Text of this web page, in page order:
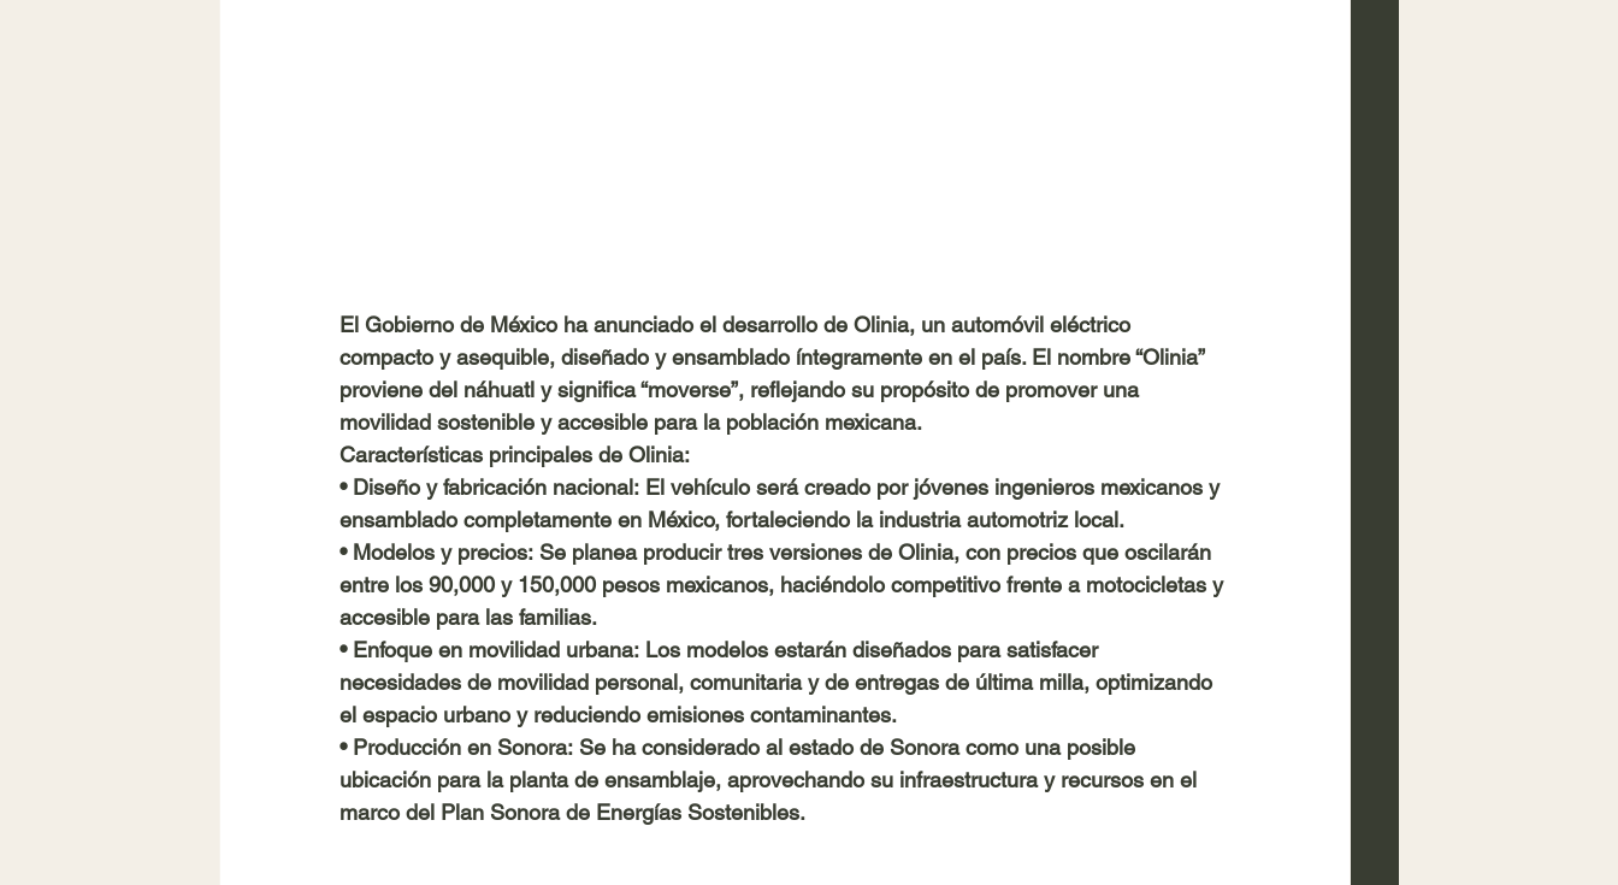
El Gobierno de México ha anunciado el desarrollo de Olinia, un automóvil eléctrico
compacto y asequible, diseñado y ensamblado íntegramente en el país. El nombre “Olinia”
proviene del náhuatl y significa “moverse”, reflejando su propósito de promover una
movilidad sostenible y accesible para la población mexicana.
Características principales de Olinia:
• Diseño y fabricación nacional: El vehículo será creado por jóvenes ingenieros mexicanos y
ensamblado completamente en México, fortaleciendo la industria automotriz local.
• Modelos y precios: Se planea producir tres versiones de Olinia, con precios que oscilarán
entre los 90,000 y 150,000 pesos mexicanos, haciéndolo competitivo frente a motocicletas y
accesible para las familias.
• Enfoque en movilidad urbana: Los modelos estarán diseñados para satisfacer
necesidades de movilidad personal, comunitaria y de entregas de última milla, optimizando
el espacio urbano y reduciendo emisiones contaminantes.
• Producción en Sonora: Se ha considerado al estado de Sonora como una posible
ubicación para la planta de ensamblaje, aprovechando su infraestructura y recursos en el
marco del Plan Sonora de Energías Sostenibles.